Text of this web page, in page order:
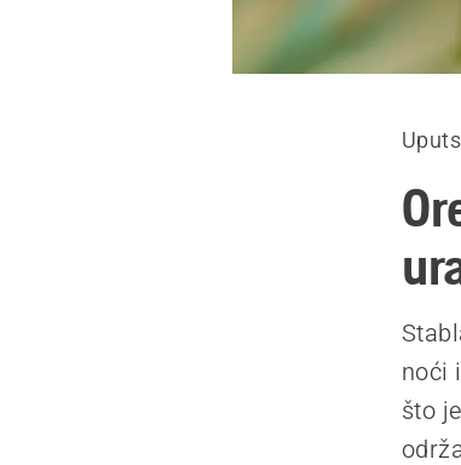
noći
što